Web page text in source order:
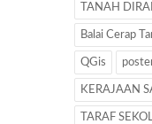
TANAH
Balai Cerap
QGis
KERAJAAN
TARAF